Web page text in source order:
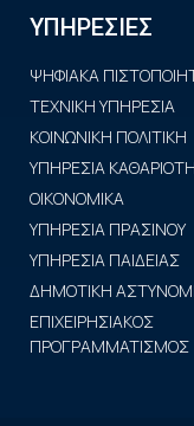
ΥΠΗΡΕΣΙΕΣ
ΨΗΦΙΑΚΑ
ΤΕΧΝΙΚΗ ΥΠΗΡΕΣΙΑ
ΚΟΙΝΩΝΙΚΗ ΠΟΛΙΤΙΚΗ
ΥΠΗΡΕΣΙΑ
ΟΙΚΟΝΟΜΙΚΑ
ΥΠΗΡΕΣΙΑ ΠΡΑΣΙΝΟΥ
ΥΠΗΡΕΣΙΑ ΠΑΙΔΕΙΑΣ
ΔΗΜΟΤΙΚΗ
ΕΠΙΧΕΙΡΗΣΙΑΚΟΣ
ΠΡΟΓΡΑΜΜΑΤΙΣΜΟΣ